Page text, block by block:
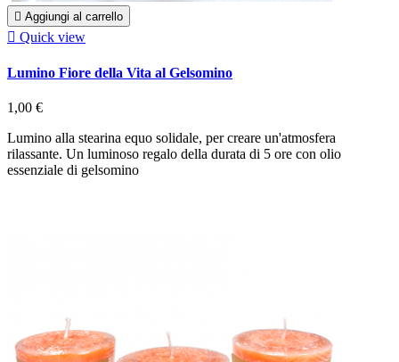
 Aggiungi al carrello
 Quick view
Lumino Fiore della Vita al Gelsomino
1,00 €
Lumino alla stearina equo solidale, per creare un'atmosfera
rilassante. Un luminoso regalo della durata di 5 ore con olio
essenziale di gelsomino